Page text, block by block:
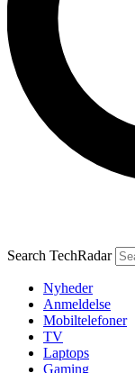
Search TechRadar
Nyheder
Anmeldelse
Mobiltelefoner
TV
Laptops
Gaming